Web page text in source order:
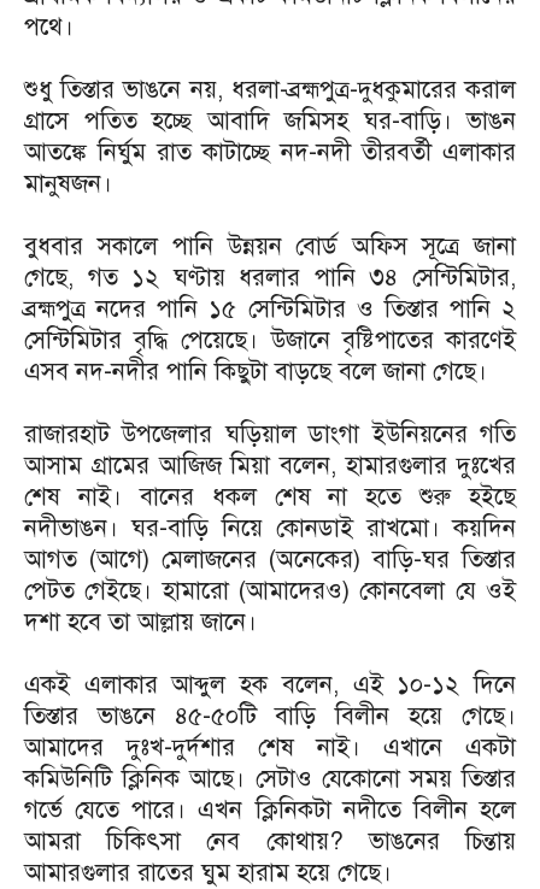
পথে।
শুধু তিস্তার ভাঙনে নয়, ধরলা-ব্রহ্মপুত্র-দুধকুমারের করাল
গ্রাসে পতিত হচ্ছে আবাদি জমিসহ ঘর-বাড়ি। ভাঙন
আতঙ্কে নির্ঘুম রাত কাটাচ্ছে নদ-নদী তীরবর্তী এলাকার
মানুষজন।
বুধবার সকালে পানি উন্নয়ন বোর্ড অফিস সূত্রে জানা
গেছে, গত ১২ ঘণ্টায় ধরলার পানি ৩৪ সেন্টিমিটার,
ব্রহ্মপুত্র নদের পানি ১৫ সেন্টিমিটার ও তিস্তার পানি ২
সেন্টিমিটার বৃদ্ধি পেয়েছে। উজানে বৃষ্টিপাতের কারণেই
এসব নদ-নদীর পানি কিছুটা বাড়ছে বলে জানা গেছে।
রাজারহাট উপজেলার ঘড়িয়াল ডাংগা ইউনিয়নের গতি
আসাম গ্রামের আজিজ মিয়া বলেন, হামারগুলার দুঃখের
শেষ নাই। বানের ধকল শেষ না হতে শুরু হইছে
নদীভাঙন। ঘর-বাড়ি নিয়ে কোনডাই রাখমো। কয়দিন
আগত (আগে) মেলাজনের (অনেকের) বাড়ি-ঘর তিস্তার
পেটত গেইছে। হামারো (আমাদেরও) কোনবেলা যে ওই
দশা হবে তা আল্লায় জানে।
একই এলাকার আব্দুল হক বলেন, এই ১০-১২ দিনে
তিস্তার ভাঙনে ৪৫-৫০টি বাড়ি বিলীন হয়ে গেছে।
আমাদের দুঃখ-দুর্দশার শেষ নাই। এখানে একটা
কমিউনিটি ক্লিনিক আছে। সেটাও যেকোনো সময় তিস্তার
গর্ভে যেতে পারে। এখন ক্লিনিকটা নদীতে বিলীন হলে
আমরা চিকিৎসা নেব কোথায়? ভাঙনের চিন্তায়
আমারগুলার রাতের ঘুম হারাম হয়ে গেছে।